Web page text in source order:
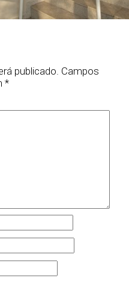
publicado. Campos
*